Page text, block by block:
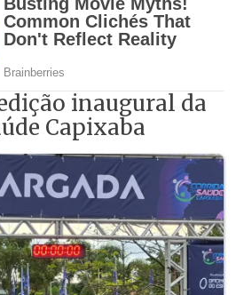
inaugural da
Capixaba